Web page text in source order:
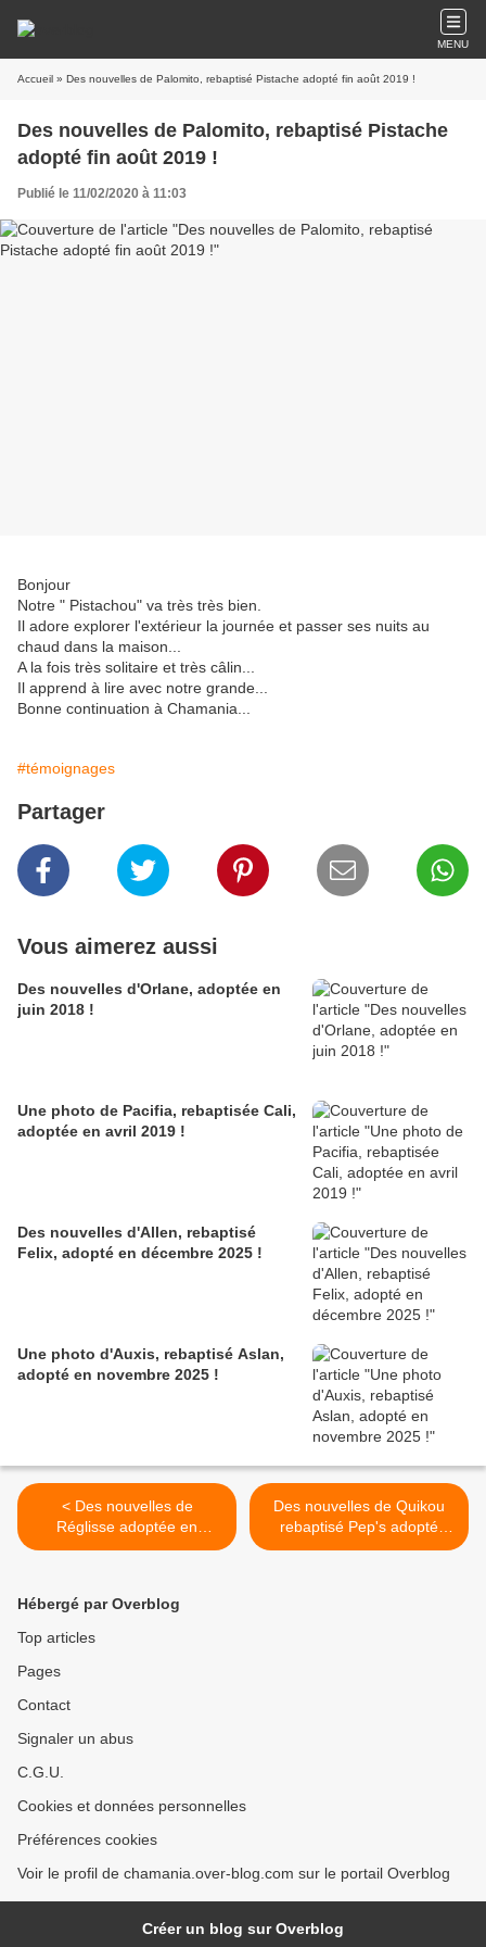
MENU
Accueil » Des nouvelles de Palomito, rebaptisé Pistache adopté fin août 2019 !
Des nouvelles de Palomito, rebaptisé Pistache
adopté fin août 2019 !
Publié le 11/02/2020 à 11:03
Bonjour
Notre " Pistachou" va très très bien.
Il adore explorer l'extérieur la journée et passer ses nuits au
chaud dans la maison...
A la fois très solitaire et très câlin...
Il apprend à lire avec notre grande...
Bonne continuation à Chamania...
#témoignages
Partager
Vous aimerez aussi
Des nouvelles d'Orlane, adoptée en
juin 2018 !
Une photo de Pacifia, rebaptisée Cali,
adoptée en avril 2019 !
Des nouvelles d'Allen, rebaptisé
Felix, adopté en décembre 2025 !
Une photo d'Auxis, rebaptisé Aslan,
adopté en novembre 2025 !
< Des nouvelles de
Réglisse adoptée en
décembre 2019 !
Des nouvelles de Quikou
rebaptisé Pep's adopté
début février 2020 ! >
Hébergé par Overblog
Top articles
Pages
Contact
Signaler un abus
C.G.U.
Cookies et données personnelles
Préférences cookies
Voir le profil de chamania.over-blog.com sur le portail Overblog
Créer un blog sur Overblog